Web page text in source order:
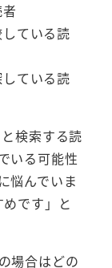
ている読
ている読
検索する読
いる可能性
悩んでいま
です」と
場合はどの